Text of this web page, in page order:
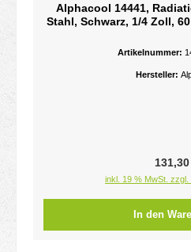
Alphacool 14441,
Stahl, Schwarz, 1/4 Zoll,
60°C - 16 FPI -
Artikelnummer:
Hersteller:
inkl. 19 % MwSt.
In den